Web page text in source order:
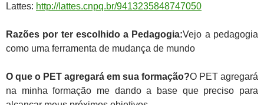
Lattes: http://lattes.cnpq.br/9413235848747050
Razões por ter escolhido a Pedagogia:Vejo a pedagogia
como uma ferramenta de mudança de mundo
O que o PET agregará em sua formação?O PET agregará
na minha formação me dando a base que preciso para